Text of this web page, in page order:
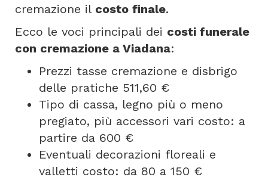
cremazione il costo finale.
Ecco le voci principali dei costi funerale
con cremazione a Viadana:
Prezzi tasse cremazione e disbrigo
delle pratiche 511,60 €
Tipo di cassa, legno più o meno
pregiato, più accessori vari costo: a
partire da 600 €
Eventuali decorazioni floreali e
valletti costo: da 80 a 150 €